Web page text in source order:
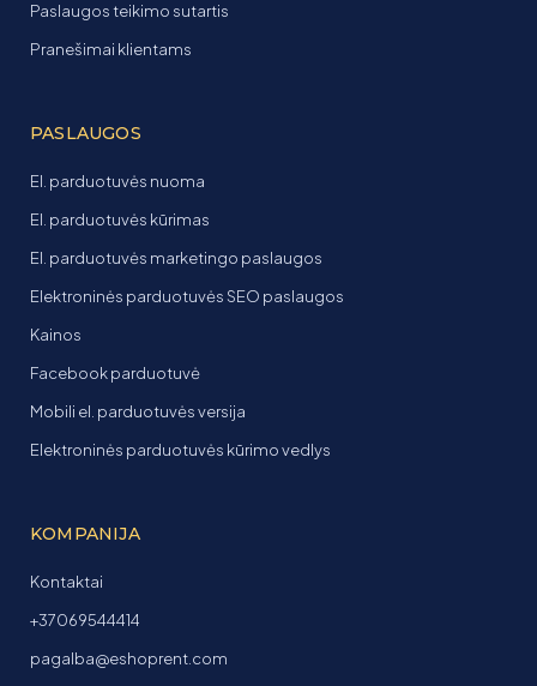
Paslaugos teikimo sutartis
Pranešimai klientams
PASLAUGOS
El. parduotuvės nuoma
El. parduotuvės kūrimas
El. parduotuvės marketingo paslaugos
Elektroninės parduotuvės SEO paslaugos
Kainos
Facebook parduotuvė
Mobili el. parduotuvės versija
Elektroninės parduotuvės kūrimo vedlys
KOMPANIJA
Kontaktai
+37069544414
pagalba@eshoprent.com